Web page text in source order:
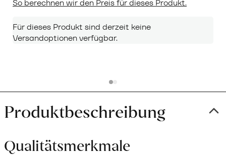
So berechnen wir den Preis für dieses Produkt.
Für dieses Produkt sind derzeit keine
Versandoptionen verfügbar.
Produktbeschreibung
Qualitätsmerkmale